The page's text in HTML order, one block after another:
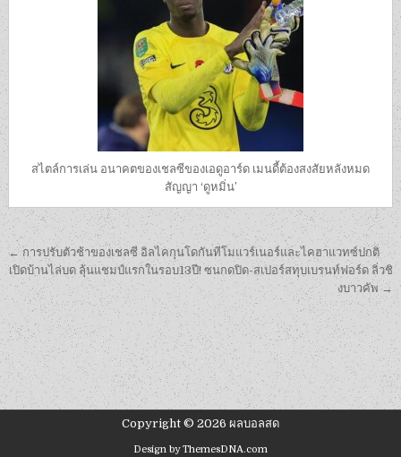
สไตล์การเล่น อนาคตของเชลซีของเอดูอาร์ด เมนดี้ต้องสงสัยหลังหมด
สัญญา ‘ดูหมิ่น’
เมนู
นำทาง
เรื่อง
← การปรับตัวช้าของเชลซี อิลไคกุนโดกันทีโมแวร์เนอร์และไคฮาแวทซ์ปกติ
เปิดบ้านไล่บด ลุ้นแชมป์แรกในรอบ13ปี! ซนกดปิด-สเปอร์สทุบเบรนท์ฟอร์ด ลิ่วชิ
งบาวคัพ →
Copyright © 2026 ผลบอลสด
Design by ThemesDNA.com